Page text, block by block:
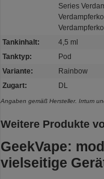
Series
Tankinhalt:
4,5 ml
Tanktyp:
Pod
Variante:
Rainbow
Zugart:
DL
Angaben gemäß Hersteller. Irrtum
Weitere Produkte
GeekVape:
vielseitige